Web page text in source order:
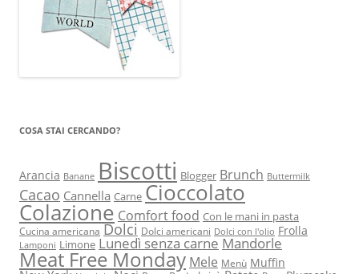
COSA STAI CERCANDO?
Arancia Banane Biscotti Blogger Brunch Buttermilk
Cacao Cannella Carne Cioccolato
Colazione Comfort food Con le mani in pasta
Cucina americana Dolci Dolci americani Dolci con l'olio Frolla
Lamponi Limone Lunedì senza carne Mandorle
Meat Free Monday Mele Menù Muffin